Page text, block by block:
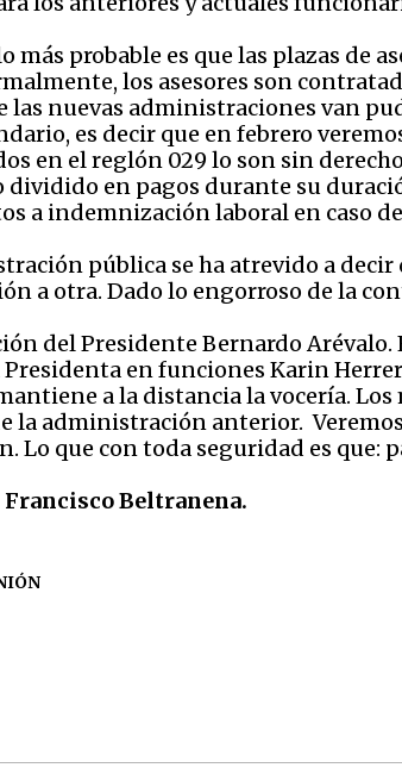
probable es que las plazas de
los asesores son
nuevas administraciones van
es decir que en febrero
en el reglón 029 lo son sin
en pagos durante su
a indemnización laboral en caso
pública se ha atrevido a decir
a otra. Dado lo engorroso de la
del Presidente Bernardo
en funciones Karin
a la distancia la vocería.
la administración anterior.
que con toda seguridad es que:
Beltranena.